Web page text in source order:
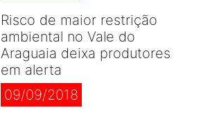
Risco de maior restrição
ambiental no Vale do
Araguaia deixa produtores
em alerta
09/09/2018